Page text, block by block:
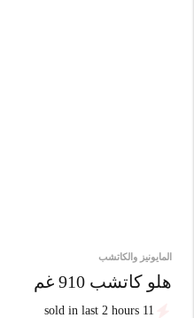
المايونيز والكاتشب
هلو كاتشب 910 غم
11 sold in last 2 hours